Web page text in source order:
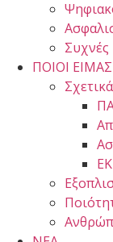
Συχνές
ΠΟΙΟΙ